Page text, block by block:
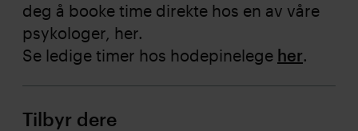
deg å booke time direkte hos en av våre
psykologer, her.
Se ledige timer hos hodepinelege her.
Tilbyr dere